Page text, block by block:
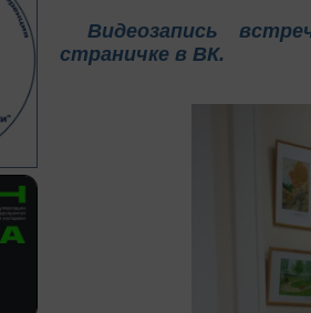
Видеозапись
страничке в ВК.